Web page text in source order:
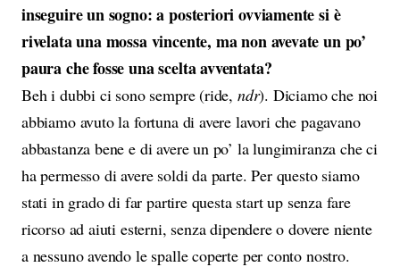
inseguire un sogno: a posteriori ovviamente si è
rivelata una mossa vincente, ma non avevate un po’
paura che fosse una scelta avventata?
Beh i dubbi ci sono sempre (ride, ndr). Diciamo che noi
abbiamo avuto la fortuna di avere lavori che pagavano
abbastanza bene e di avere un po’ la lungimiranza che ci
ha permesso di avere soldi da parte. Per questo siamo
stati in grado di far partire questa start up senza fare
ricorso ad aiuti esterni, senza dipendere o dovere niente
a nessuno avendo le spalle coperte per conto nostro.